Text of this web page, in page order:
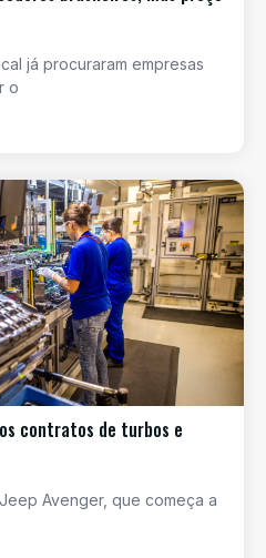
já procuraram empresas
o
contratos de turbos e
Avenger, que começa a